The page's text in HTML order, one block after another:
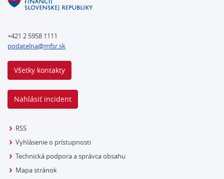
+421 2 5958 1111
podatelna@mfsr.sk
Všetky kontakty
Nahlásiť incident
RSS
Vyhlásenie o prístupnosti
Technická podpora a správca obsahu
Mapa stránok